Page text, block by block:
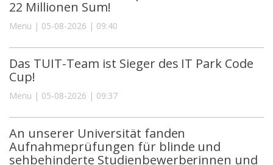
22 Millionen Sum!
Menu | 05-08-2026 | 09:40
Das TUIT-Team ist Sieger des IT Park Code
Cup!
Menu | 05-08-2026 | 09:37
An unserer Universität fanden
Aufnahmeprüfungen für blinde und
sehbehinderte Studienbewerberinnen und